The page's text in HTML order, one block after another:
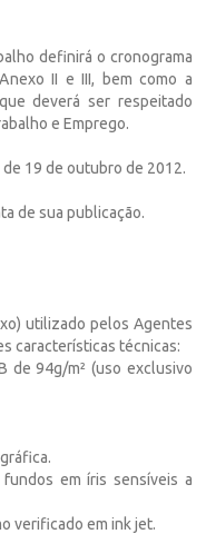
definirá o cronograma
II e III, bem como a
deverá ser respeitado
e Emprego.
de 19 de outubro de 2012.
de sua publicação.
utilizado pelos Agentes
características técnicas:
de 94g/m² (uso exclusivo
em íris sensíveis a
verificado em ink jet.